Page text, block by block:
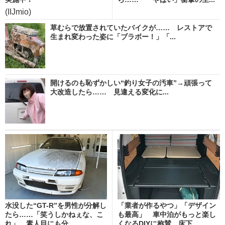
(IIJmio)
草むらで放置されていたバイクが…… レストアで
生まれ変わった姿に「ブラボー！」「...
開けるのも恥ずかしい“釣り女子の汚車”→頑張って
大改造したら…… 見違える変化に...
水没した“GT-R”を男性が分解し
たら……「笑うしかねぇな、こ
「業者が作るやつ」「デザイン
も最高」 車中泊がもっと楽し